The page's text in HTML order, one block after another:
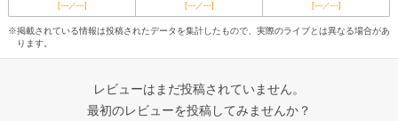
[---／---] [---／---] [---／---]
※掲載されている情報は投稿されたデータを集計したもので、実際のライブとは異なる場合があ
ります。
レビューはまだ投稿されていません。
最初のレビューを投稿してみませんか？